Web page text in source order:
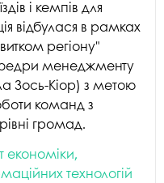
і кемпів для
відбулася в рамках
регіону"
менеджменту
Зось-Кіор) з метою
команд з
громад.
економіки,
технологій